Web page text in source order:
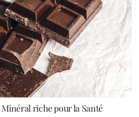
riche pour la Santé